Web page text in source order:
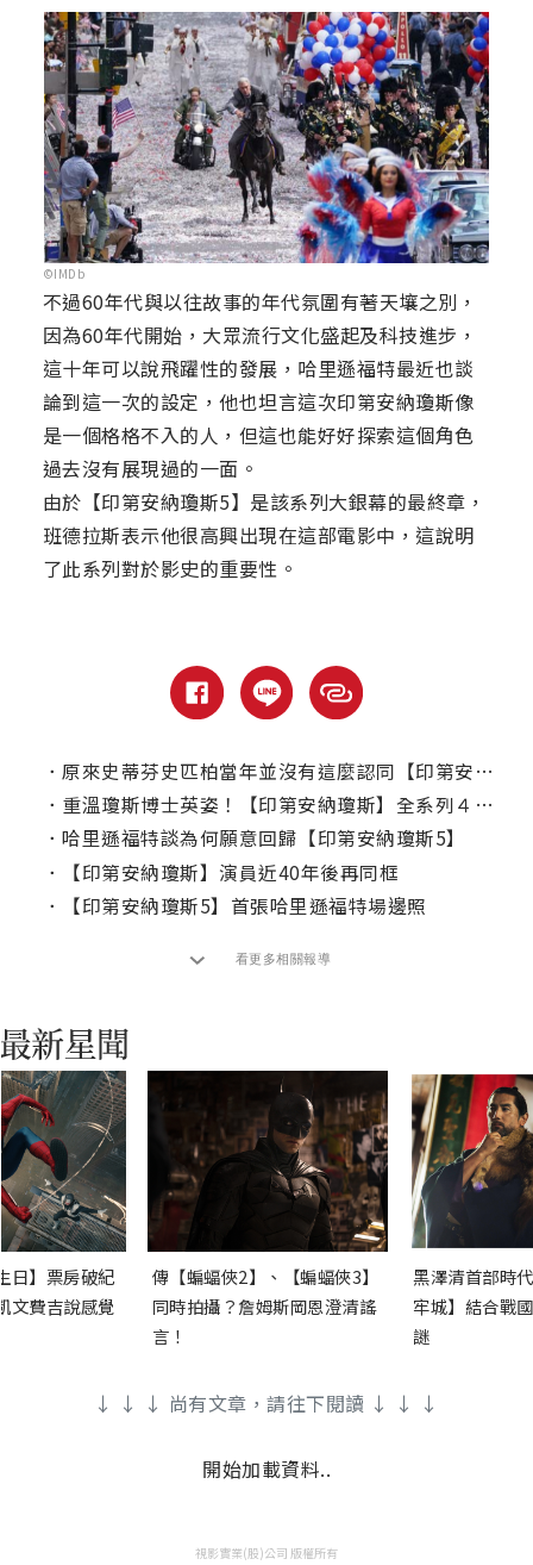
©IMDb
不過60年代與以往故事的年代氛圍有著天壤之別，
因為60年代開始，大眾流行文化盛起及科技進步，
這十年可以說飛躍性的發展，哈里遜福特最近也談
論到這一次的設定，他也坦言這次印第安納瓊斯像
是一個格格不入的人，但這也能好好探索這個角色
過去沒有展現過的一面。
由於【印第安納瓊斯5】是該系列大銀幕的最終章，
班德拉斯表示他很高興出現在這部電影中，這說明
了此系列對於影史的重要性。
． 原來史蒂芬史匹柏當年並沒有這麼認同【印第安納瓊斯：水晶骷髏王國】？
． 重溫瓊斯博士英姿！【印第安納瓊斯】全系列４部曲上架Disney+
． 哈里遜福特談為何願意回歸【印第安納瓊斯5】
．
【印第安納瓊斯】演員近40年後再同框
．
【印第安納瓊斯5】首張哈里遜福特場邊照
看更多相關報導
日】票房破紀
文費吉說感覺
傳【蝙蝠俠2】、【蝙蝠俠3】
同時拍攝？詹姆斯岡恩澄清謠
言！
黑澤清首部時
牢城】結合戰
謎
↓ ↓ ↓ 尚有文章，請往下閱讀 ↓ ↓ ↓
開始加載資料..
視影實業(股)公司 版權所有